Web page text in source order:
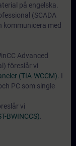
på engelska.
(SCADA
kommunicera med
Advanced
föreslår vi
(TIA-WCCM). I
PC som single
vi
BWINCCS)